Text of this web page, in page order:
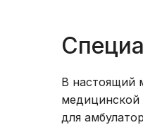
В настоящий
медицинской
для